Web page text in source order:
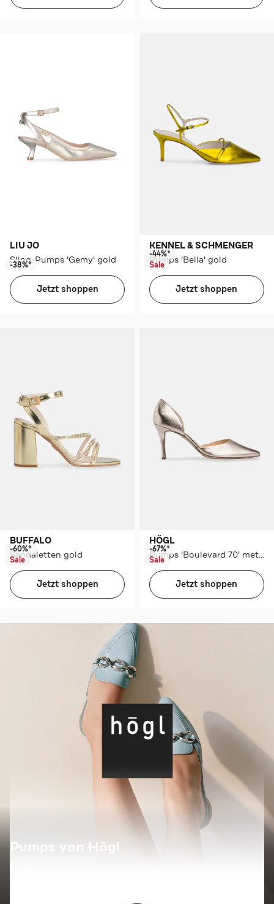
LIU JO
Sling-Pumps 'Gemy' gold
-38%*
Jetzt shoppen
KENNEL & SCHMENGER
Pumps 'Bella' gold
-44%*
Sale
Jetzt shoppen
BUFFALO
Sandaletten gold
-60%*
Sale
Jetzt shoppen
HÖGL
Pumps 'Boulevard 70' metalisch
-67%*
Sale
Jetzt shoppen
Pumps von Högl